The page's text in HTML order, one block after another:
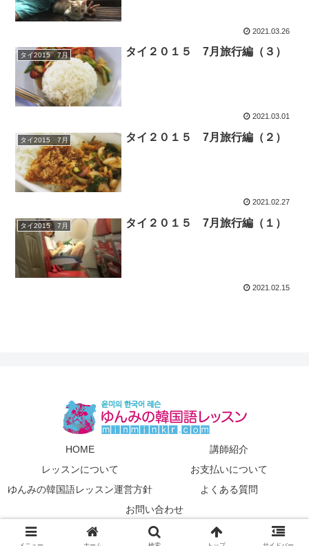
2021.03.26
タイ2015 7月 タイ２０１５ 7月旅行編（３）
2021.03.01
タイ2015 7月 タイ２０１５ 7月旅行編（２）
2021.02.27
タイ2015 7月 タイ２０１５ 7月旅行編（１）
2021.02.15
HOME
講師紹介
レッスンについて
お支払いについて
ゆんみの韓国語レッスン運営方針
よくある質問
お問い合わせ
© 2016 東京上野の韓国語レッスンゆんみのブログ.